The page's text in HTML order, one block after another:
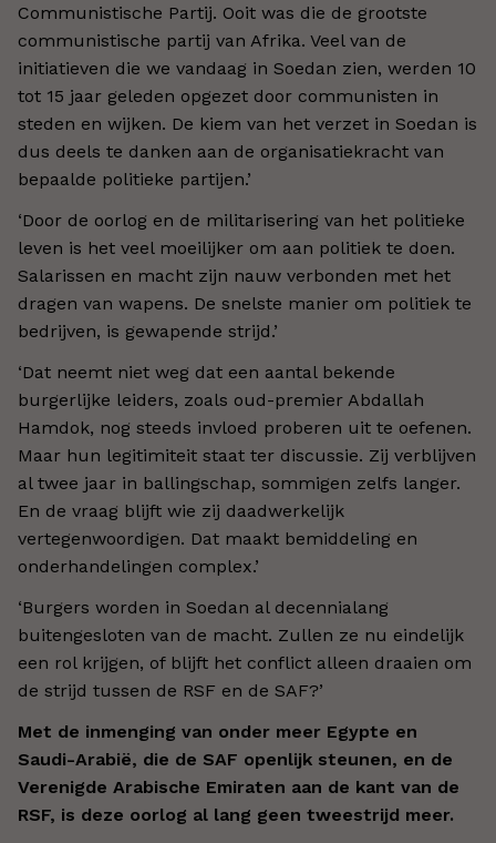
Communistische Partij. Ooit was die de grootste
communistische partij van Afrika. Veel van de
initiatieven die we vandaag in Soedan zien, werden 10
tot 15 jaar geleden opgezet door communisten in
steden en wijken. De kiem van het verzet in Soedan is
dus deels te danken aan de organisatiekracht van
bepaalde politieke partijen.’
‘Door de oorlog en de militarisering van het politieke
leven is het veel moeilijker om aan politiek te doen.
Salarissen en macht zijn nauw verbonden met het
dragen van wapens. De snelste manier om politiek te
bedrijven, is gewapende strijd.’
‘Dat neemt niet weg dat een aantal bekende
burgerlijke leiders, zoals oud-premier Abdallah
Hamdok, nog steeds invloed proberen uit te oefenen.
Maar hun legitimiteit staat ter discussie. Zij verblijven
al twee jaar in ballingschap, sommigen zelfs langer.
En de vraag blijft wie zij daadwerkelijk
vertegenwoordigen. Dat maakt bemiddeling en
onderhandelingen complex.’
‘Burgers worden in Soedan al decennialang
buitengesloten van de macht. Zullen ze nu eindelijk
een rol krijgen, of blijft het conflict alleen draaien om
de strijd tussen de RSF en de SAF?’
Met de inmenging van onder meer Egypte en
Saudi-Arabië, die de SAF openlijk steunen, en de
Verenigde Arabische Emiraten aan de kant van de
RSF, is deze oorlog al lang geen tweestrijd meer.